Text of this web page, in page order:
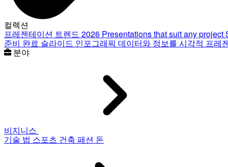
컬렉션
프레젠테이션 트렌드 2026 Presentations that suit any project
준비 완료 슬라이드 인포그래픽 데이터와 정보를 시각적 프레
분야
비지니스
기술 법 스포츠 건축 패션 돈